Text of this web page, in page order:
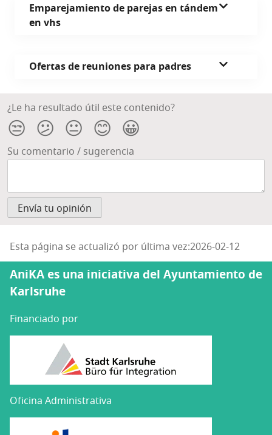
Empa­re­ja­mien­to de pare­jas en tán­dem
en vhs
Ofer­tas de reunio­nes para padres
¿Le ha resultado útil este contenido?
😒 😕 😐 😊 😀
Su comentario / sugerencia
Esta página se actualizó por última vez:2026-02-12
AniKA es una iniciativa del Ayuntamiento de
Karlsruhe
Financiado por
Oficina Administrativa